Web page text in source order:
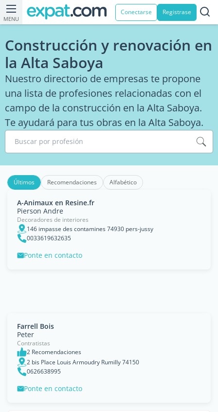
MENU
Conectarse Registrase
Construcción y renovación en
la Alta Saboya
Nuestro directorio de empresas te propone
una lista de profesiones relacionadas con el
campo de la construcción en la Alta Saboya.
Te ayudará para tus obras en la Alta Saboya.
Buscar por profesión
Últimos Recomendaciones Alfabético
A-Animaux en Resine.fr
Pierson Andre
Decoradores de interiores
146 impasse des contamines 74930 pers-jussy
0033619632635
Ponte en contacto
Farrell Bois
Peter
Contratistas
2 Recomendaciones
2 bis Place Louis Armoudry Rumilly 74150
0626638995
Ponte en contacto